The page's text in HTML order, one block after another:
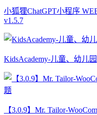
小狐狸ChatGPT小程序
v1.5.7
KidsAcademy-儿童、幼儿
【3.0.9】Mr. Tailor-